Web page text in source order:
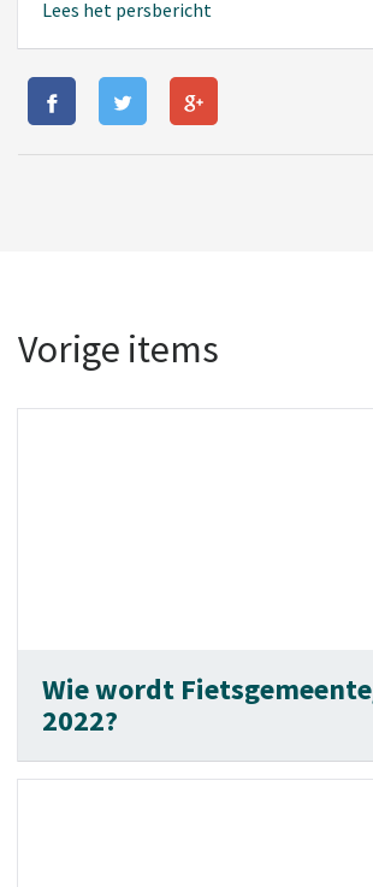
Lees het persbericht
Vorige items
Wie wordt
2022?